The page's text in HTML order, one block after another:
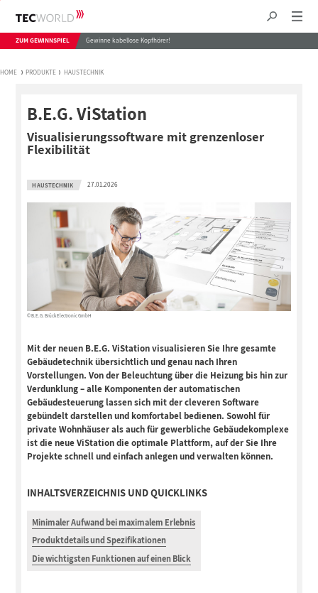
ZUM GEWINNSPIEL Gewinne kabellose Kopfhörer!
HOME PRODUKTE HAUSTECHNIK
B.E.G. ViStation
Visualisierungssoftware mit grenzenloser
Flexibilität
HAUSTECHNIK 27.01.2026
© B.E.G. Brück Electronic GmbH
Mit der neuen B.E.G. ViStation visualisieren Sie Ihre gesamte
Gebäudetechnik übersichtlich und genau nach Ihren
Vorstellungen. Von der Beleuchtung über die Heizung bis hin zur
Verdunklung – alle Komponenten der automatischen
Gebäudesteuerung lassen sich mit der cleveren Software
gebündelt darstellen und komfortabel bedienen. Sowohl für
private Wohnhäuser als auch für gewerbliche Gebäudekomplexe
ist die neue ViStation die optimale Plattform, auf der Sie Ihre
Projekte schnell und einfach anlegen und verwalten können.
INHALTSVERZEICHNIS UND QUICKLINKS
Minimaler Aufwand bei maximalem Erlebnis
Produktdetails und Spezifikationen
Die wichtigsten Funktionen auf einen Blick